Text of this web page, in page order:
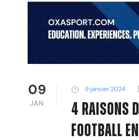
09
JAN
9 janvier 2024
4 Raisons
Football